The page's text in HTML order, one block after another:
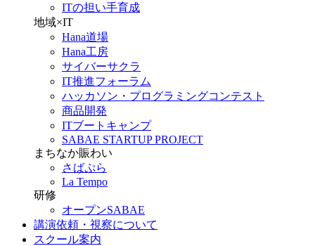
ITの担い手育成
地域×IT
Hana道場
Hana工房
サイバーサクラ
IT推進フォーラム
ハッカソン・プログラミングコンテスト
商品開発
ITブートキャンプ
SABAE STARTUP PROJECT
まちなか賑わい
さばぷら
La Tempo
研修
オープンSABAE
講演依頼・視察について
スクール案内